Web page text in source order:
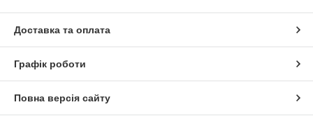
Доставка та оплата
Графік роботи
Повна версія сайту